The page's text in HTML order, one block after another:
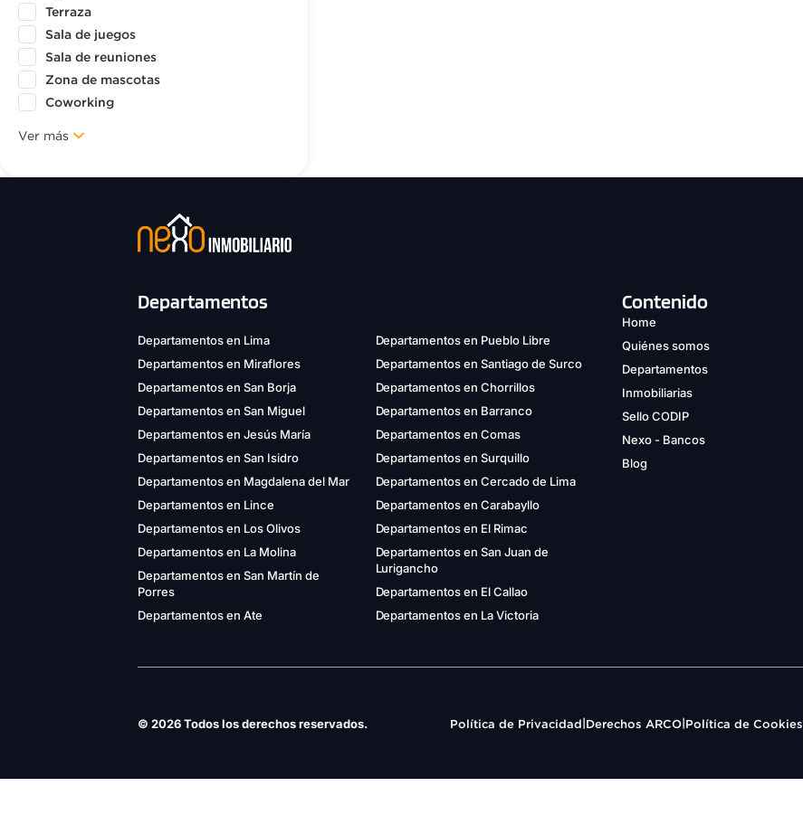
Terraza
Sala de juegos
Sala de reuniones
Zona de mascotas
Coworking
Ver más
Departamentos
Departamentos en Lima
Departamentos en Miraflores
Departamentos en San Borja
Departamentos en San Miguel
Departamentos en Jesús María
Departamentos en San Isidro
Departamentos en Magdalena del Mar
Departamentos en Lince
Departamentos en Los Olivos
Departamentos en La Molina
Departamentos en San Martín de
Porres
Departamentos en Ate
Departamentos en Pueblo Libre
Departamentos en Santiago de Surco
Departamentos en Chorrillos
Departamentos en Barranco
Departamentos en Comas
Departamentos en Surquillo
Departamentos en Cercado de Lima
Departamentos en Carabayllo
Departamentos en El Rimac
Departamentos en San Juan de
Lurigancho
Departamentos en El Callao
Departamentos en La Victoria
Contenido
Home
Quiénes somos
Departamentos
Inmobiliarias
Sello CODIP
Nexo - Bancos
Blog
© 2026 Todos los derechos reservados. Política de Privacidad|Derechos ARCO|Política de Cookies